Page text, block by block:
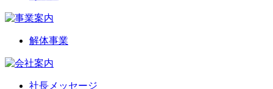
解体事業
社長メッセージ